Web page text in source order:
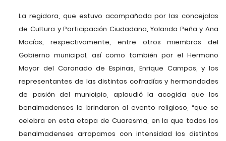
La regidora, que estuvo acompañada por las concejalas
de Cultura y Participación Ciudadana, Yolanda Peña y Ana
Macías, respectivamente, entre otros miembros del
Gobierno municipal, así como también por el Hermano
Mayor del Coronado de Espinas, Enrique Campos, y los
representantes de las distintas cofradías y hermandades
de pasión del municipio, aplaudió la acogida que los
benalmadenses le brindaron al evento religioso, “que se
celebra en esta etapa de Cuaresma, en la que todos los
benalmadenses arropamos con intensidad los distintos